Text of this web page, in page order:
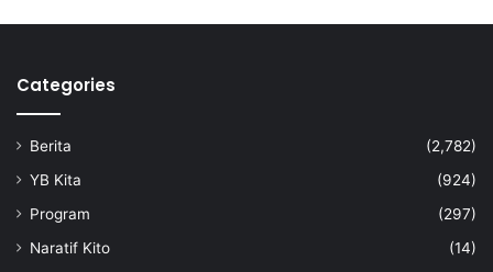
r
G
l
b
a
Categories
Berita
(2,782)
YB Kita
(924)
Program
(297)
Naratif Kito
(14)